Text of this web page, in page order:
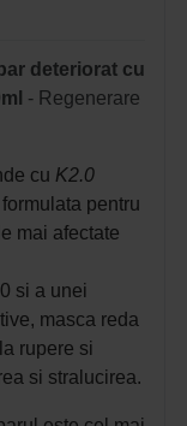
deteriorat cu
- Regenerare
cu K2.0
pentru
mai afectate
si a unei
masca reda
rupere si
si stralucirea.